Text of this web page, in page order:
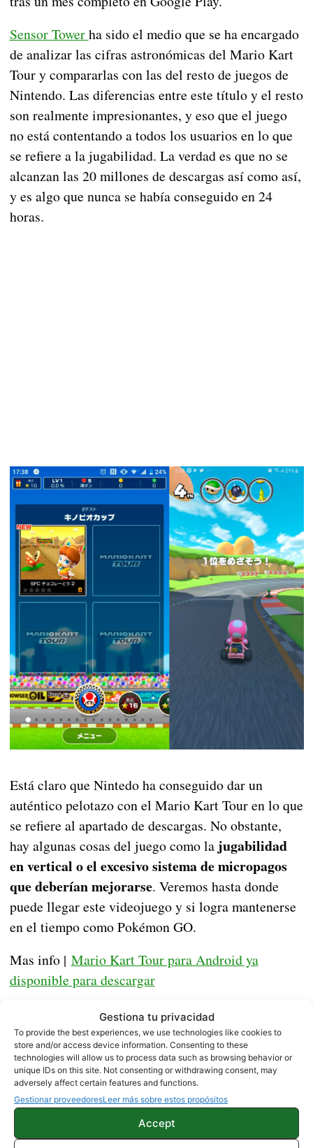
Gestiona tu privacidad
To provide the best experiences, we use technologies like cookies to
store and/or access device information. Consenting to these
technologies will allow us to process data such as browsing behavior or
unique IDs on this site. Not consenting or withdrawing consent, may
adversely affect certain features and functions.
Gestionar proveedoresLeer más sobre estos propósitos
Accept
Sensor Towerha sido el medio que se ha encargado
de analizar las cifras astronómicas del Mario Kart
Tour y compararlas con las del resto de juegos de
Nintendo. Las diferencias entre este título y el resto
son realmente impresionantes, y eso que el juego
no está contentando a todos los usuarios en lo que
se refiere a la jugabilidad. La verdad es que no se
alcanzan las 20 millones de descargas así como así,
y es algo que nunca se había conseguido en 24
horas.
Está claro que Nintedo ha conseguido dar un
auténtico pelotazo con el Mario Kart Tour en lo que
se refiere al apartado de descargas. No obstante,
hay algunas cosas del juego como la jugabilidad
en vertical o el excesivo sistema de micropagos
que deberían mejorarse. Veremos hasta donde
puede llegar este videojuego y si logra mantenerse
en el tiempo como Pokémon GO.
Mas info | Mario Kart Tour para Android ya
disponible para descargar
Sensor Tower
JUEGOS NOTICIAS